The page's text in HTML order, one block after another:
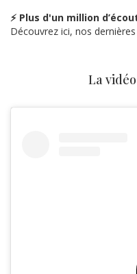
⚡ Plus d'un million
Découvrez ici, nos
La